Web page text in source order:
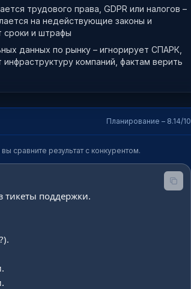
трудового права, GDPR или налогов –
на недействующие законы и
сроки и штрафы
данных по рынку – игнорирует СПАРК,
компаний, фактам верить
Планирование – 8.14/10
сравните результат с конкурентом.
тикеты поддержки.